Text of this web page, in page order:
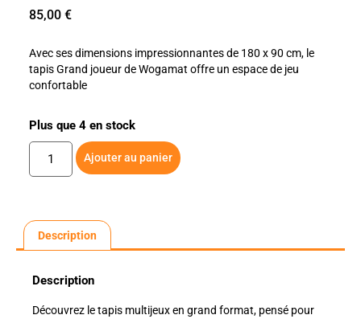
85,00 €
Avec ses dimensions impressionnantes de 180 x 90 cm, le
tapis Grand joueur de Wogamat offre un espace de jeu
confortable
Plus que 4 en stock
Ajouter au panier
Description
Description
Découvrez le tapis multijeux en grand format, pensé pour